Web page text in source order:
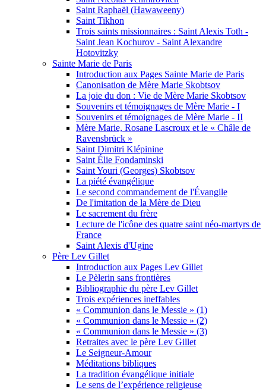
Saint Raphaël (Hawaweeny)
Saint Tikhon
Trois saints missionnaires : Saint Alexis Toth -
Saint Jean Kochurov - Saint Alexandre
Hotovitzky
Sainte Marie de Paris
Introduction aux Pages Sainte Marie de Paris
Canonisation de Mère Marie Skobtsov
La joie du don : Vie de Mère Marie Skobtsov
Souvenirs et témoignages de Mère Marie - I
Souvenirs et témoignages de Mère Marie - II
Mère Marie, Rosane Lascroux et le « Châle de
Ravensbrück »
Saint Dimitri Klépinine
Saint Élie Fondaminski
Saint Youri (Georges) Skobtsov
La piété évangélique
Le second commandement de l'Évangile
De l'imitation de la Mère de Dieu
Le sacrement du frère
Lecture de l'icône des quatre saint néo-martyrs de
France
Saint Alexis d'Ugine
Père Lev Gillet
Introduction aux Pages Lev Gillet
Le Pèlerin sans frontières
Bibliographie du père Lev Gillet
Trois expériences ineffables
« Communion dans le Messie » (1)
« Communion dans le Messie » (2)
« Communion dans le Messie » (3)
Retraites avec le père Lev Gillet
Le Seigneur-Amour
Méditations bibliques
La tradition évangélique initiale
Le sens de l’expérience religieuse